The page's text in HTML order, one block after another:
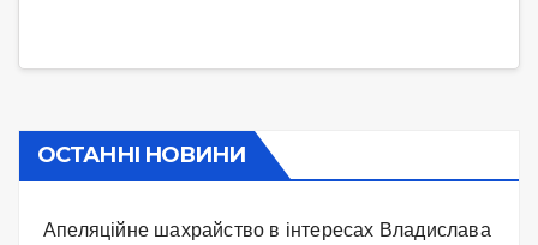
ОСТАННІ НОВИНИ
Апеляційне шахрайство в інтересах Владислава